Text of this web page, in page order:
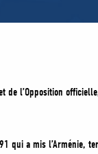
de l’Opposition
qui a mis l’Arménie,